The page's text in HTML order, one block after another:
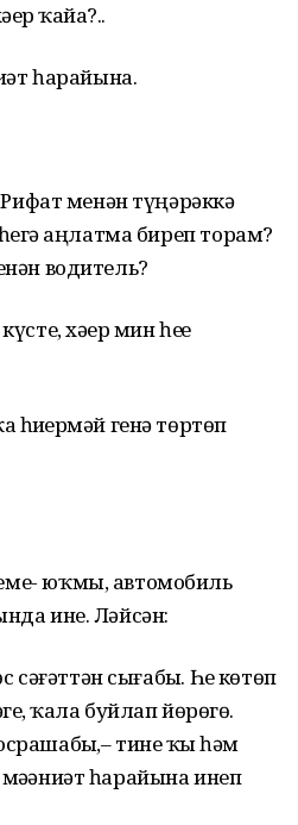
ҡайҙа?..
һарайына.
менән түңәрәккә
аңлатма биреп торам?
водитель?
хәҙер мин һеҙҙе
генә төртөп
юҡмы, автомобиль
ине. Ләйсән:
сәғәттән сығабыҙ. Һеҙ көтөп
ҡала буйлап йөрөгөҙ.
тине ҡыҙ һәм
һарайына инеп